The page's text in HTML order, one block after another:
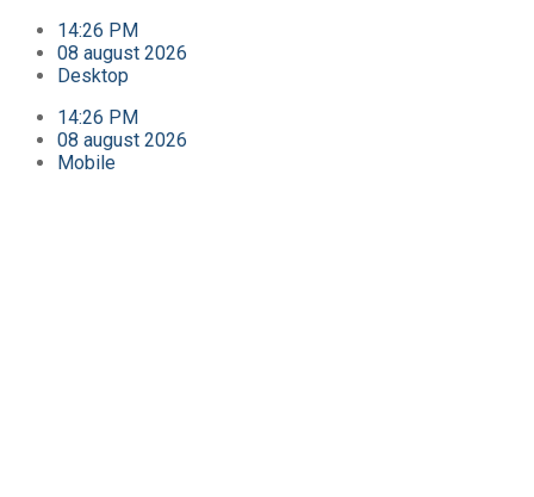
14:26 PM
08 august 2026
Desktop
14:26 PM
08 august 2026
Mobile